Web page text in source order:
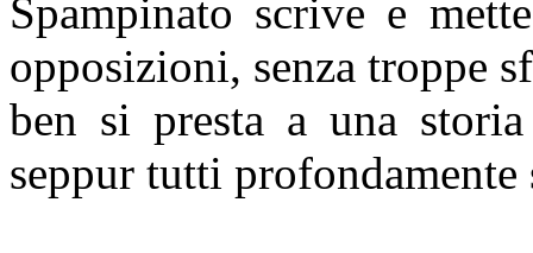
Spampinato scrive e
opposizioni, senza troppe
ben si presta a una
seppur tutti profondamente